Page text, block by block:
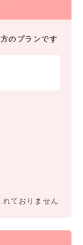
のプランです
ておりません